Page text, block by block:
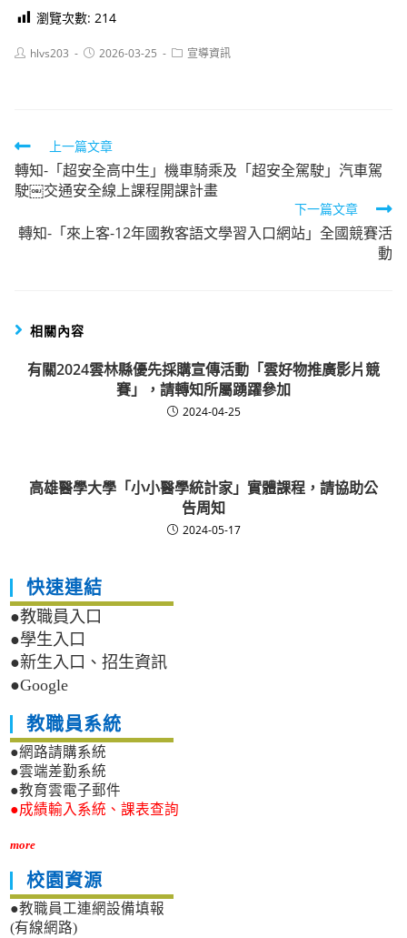
瀏覽次數: 214
Posthlvs203
Post2026-03-25
Post宣導資訊
Read
more
articles
上一篇文章
轉知-「超安全高中生」機車騎乘及「超安全駕駛」汽車駕
駛￼交通安全線上課程開課計畫
下一篇文章
轉知-「來上客-12年國教客語文學習入口網站」全國競賽活
動
相關內容
有關2024雲林縣優先採購宣傳活動「雲好物推廣影片競
賽」，請轉知所屬踴躍參加
2024-04-25
高雄醫學大學「小小醫學統計家」實體課程，請協助公
告周知
2024-05-17
快速連結
●教職員入口
●學生入口
●新生入口、招生資訊
●Google
教職員系統
●網路請購系統
●雲端差勤系統
●教育雲電子郵件
●成績輸入系統、課表查詢
more
校園資源
●教職員工連網設備填報
(有線網路)